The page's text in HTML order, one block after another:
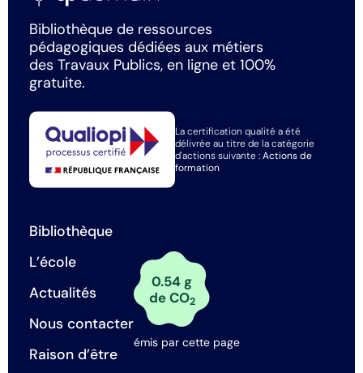
Bibliothèque de ressources
pédagogiques dédiées aux métiers
des Travaux Publics, en ligne et 100%
gratuite.
La certification qualité a été
délivrée au titre de la catégorie
d'actions suivante :Actions de
formation
Bibliothèque
L’école
Actualités
Nous contacter
Raison d’être
0.54 g
de CO2
émis par cette page